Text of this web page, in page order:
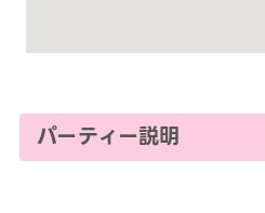
パーティー説明